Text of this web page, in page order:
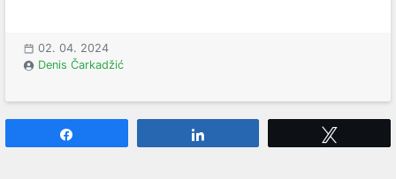
02. 04. 2024
Denis Čarkadžić